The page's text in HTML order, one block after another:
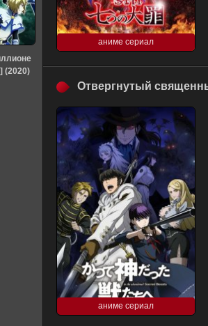
аниме сериал
Отвергнутый
аниме сериал
(2020)